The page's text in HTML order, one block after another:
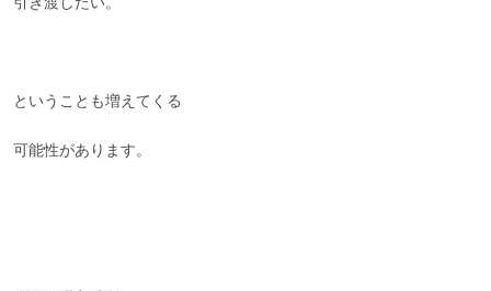
ということも増えてくる
可能性があります。